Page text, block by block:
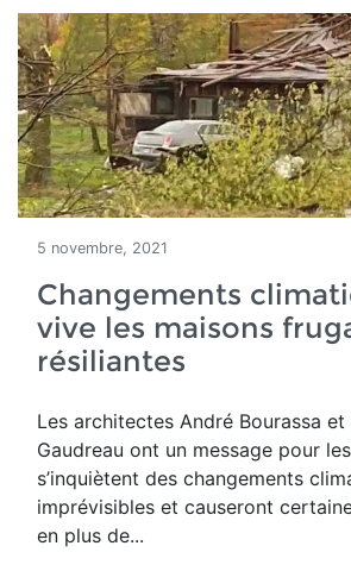
5 novembre, 2021
Changements
vive les maisons
résiliantes
Les architectes André Bourassa
Gaudreau ont un message pour
s’inquiètent des changements
imprévisibles et causeront
en plus de...